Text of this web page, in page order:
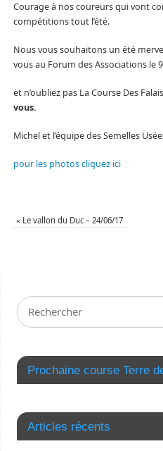
Courage à nos coureurs qui vont
compétitions tout l’été.
Nous vous souhaitons un été
vous au Forum des Associations le
et n’oubliez pas La Course Des
vous.
Michel et l’équipe des Semelles
pour les photos cliquez ici
« Le vallon du Duc – 24/06/17
Prochaine course Terre
Articles récents